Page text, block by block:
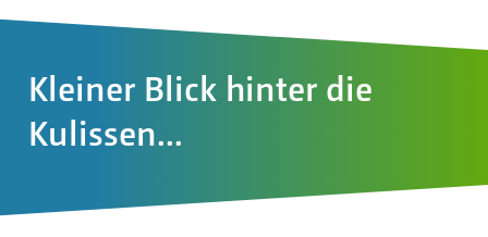
Kleiner Blick hinter die
Kulissen...